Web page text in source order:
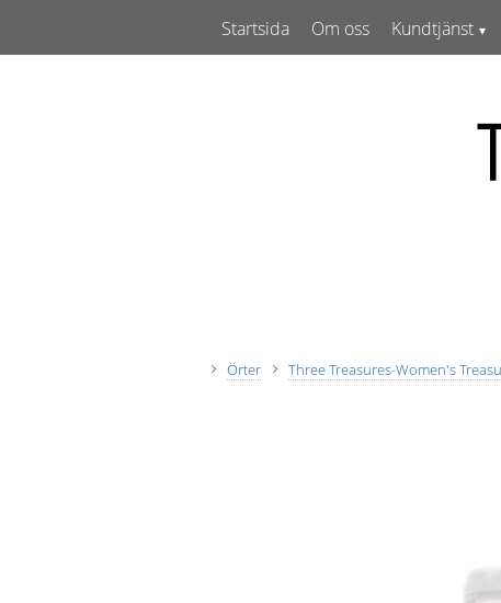
Startsida Om oss Kundtjänst
Örter Three Treasures-Women's